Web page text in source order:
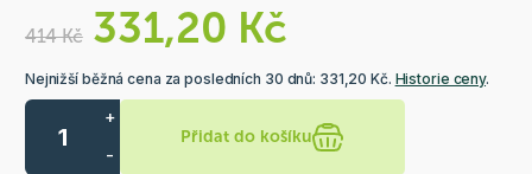
414 Kč 331,20 Kč
Nejnižší běžná cena za posledních 30 dnů: 331,20 Kč. Historie ceny.
+
-
Přidat do košíku